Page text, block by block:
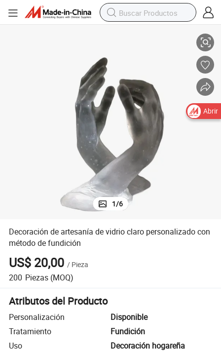
1/6
Decoración de artesanía de vidrio claro personalizado con
método de fundición
US$ 20,00 / Pieza
200 Piezas (MOQ)
Atributos del Producto
Personalización
Disponible
Tratamiento
Fundición
Uso
Decoración hogareña
Abrir